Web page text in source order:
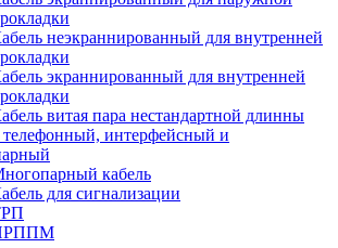
неэкраннированный для внутренней
экраннированный для внутренней
витая пара нестандартной длинны
телефонный, интерфейсный и
кабель
для сигнализации